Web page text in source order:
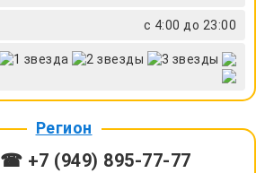
с 4:00 до 23:00
Регион
☎ +7 (949) 895-77-77